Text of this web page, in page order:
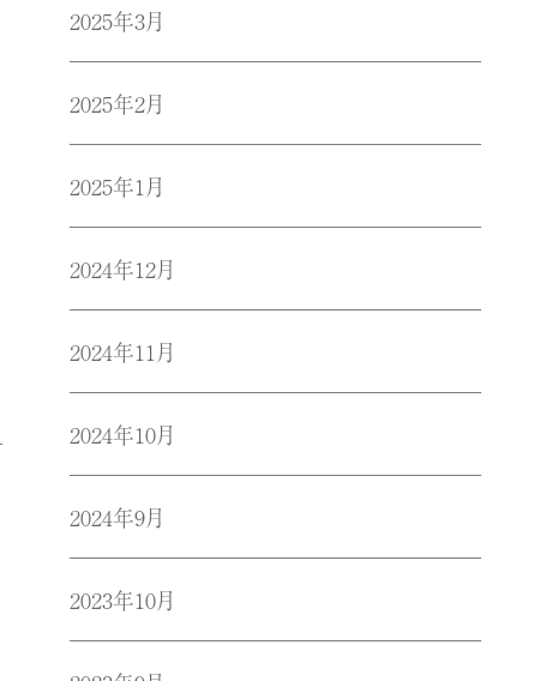
2025年3月
2025年2月
2025年1月
2024年12月
2024年11月
2024年10月
2024年9月
2023年10月